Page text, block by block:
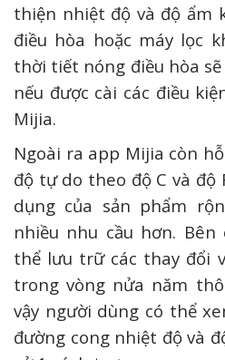
thiện nhiệt độ và độ ẩm
điều hòa hoặc máy lọc
thời tiết nóng điều hòa
nếu được cài các điều
Mijia.
Ngoài ra app Mijia còn
độ tự do theo độ C và độ
dụng của sản phẩm
nhiều nhu cầu hơn.
thể lưu trữ các thay đổi
trong vòng nửa năm
vậy người dùng có thể
đường cong nhiệt độ và